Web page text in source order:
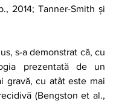
2014; Tanner-Smith și
prezentată de un
gravă, cu atât este mai
(Bengston et al.,